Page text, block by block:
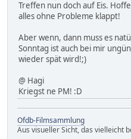
Treffen nun doch auf Eis.
alles ohne Probleme klappt!
Aber wenn, dann muss es
Sonntag ist auch bei mir
wieder spät wird!;)
@ Hagi
Kriegst ne PM! :D
Ofdb-Filmsammlung
Aus visueller Sicht, das vielleicht